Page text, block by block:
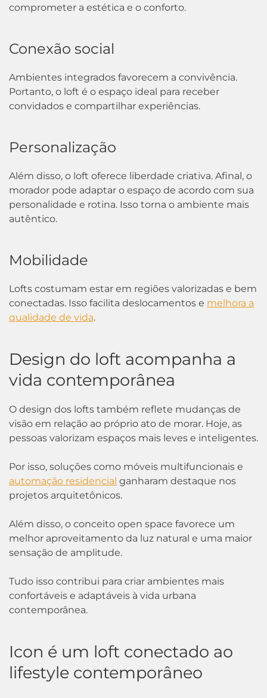
comprometer a estética e o conforto.
Conexão social
Ambientes integrados favorecem a convivência.
Portanto, o loft é o espaço ideal para receber
convidados e compartilhar experiências.
Personalização
Além disso, o loft oferece liberdade criativa. Afinal, o
morador pode adaptar o espaço de acordo com sua
personalidade e rotina. Isso torna o ambiente mais
autêntico.
Mobilidade
Lofts costumam estar em regiões valorizadas e bem
conectadas. Isso facilita deslocamentos e melhora a
qualidade de vida.
Design do loft acompanha a
vida contemporânea
O design dos lofts também reflete mudanças de
visão em relação ao próprio ato de morar. Hoje, as
pessoas valorizam espaços mais leves e inteligentes.
Por isso, soluções como móveis multifuncionais e
automação residencial ganharam destaque nos
projetos arquitetônicos.
Além disso, o conceito open space favorece um
melhor aproveitamento da luz natural e uma maior
sensação de amplitude.
Tudo isso contribui para criar ambientes mais
confortáveis e adaptáveis à vida urbana
contemporânea.
Icon é um loft conectado ao
lifestyle contemporâneo